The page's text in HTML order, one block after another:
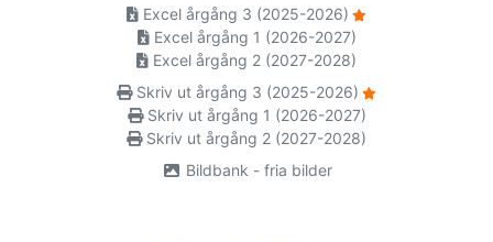
Excel årgång 3 (2025-2026)
Excel årgång 1 (2026-2027)
Excel årgång 2 (2027-2028)
Skriv ut årgång 3 (2025-2026)
Skriv ut årgång 1 (2026-2027)
Skriv ut årgång 2 (2027-2028)
Bildbank - fria bilder